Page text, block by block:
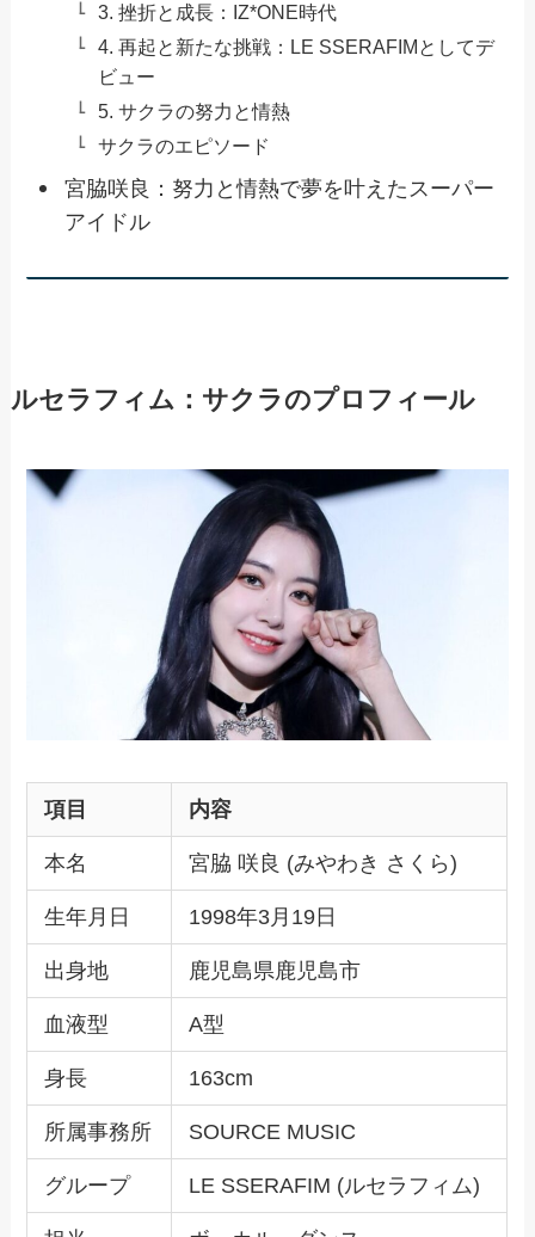
3. 挫折と成長：IZ*ONE時代
4. 再起と新たな挑戦：LE SSERAFIMとしてデ
ビュー
5. サクラの努力と情熱
サクラのエピソード
宮脇咲良：努力と情熱で夢を叶えたスーパー
アイドル
ルセラフィム：サクラのプロフィール
項目 内容
本名 宮脇 咲良 (みやわき さくら)
生年月日 1998年3月19日
出身地 鹿児島県鹿児島市
血液型 A型
身長 163cm
所属事務所 SOURCE MUSIC
グループ LE SSERAFIM (ルセラフィム)